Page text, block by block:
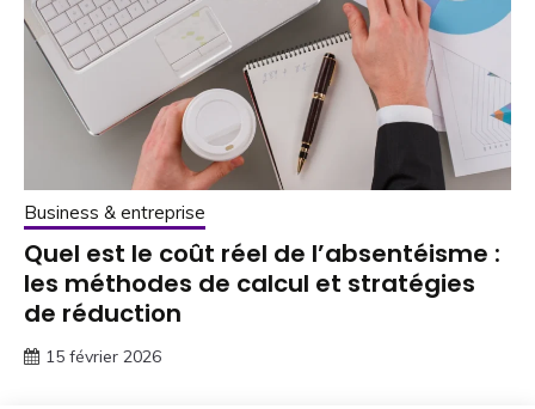
Business & entreprise
Quel est le coût réel de l’absentéisme :
les méthodes de calcul et stratégies
de réduction
15 février 2026